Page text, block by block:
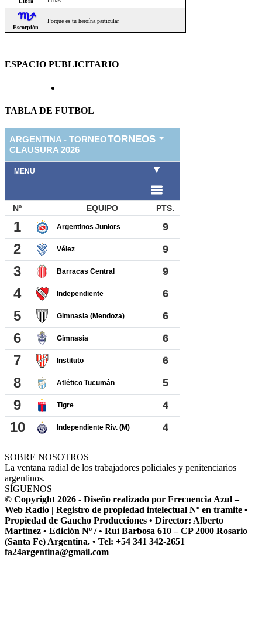
ESPACIO PUBLICITARIO
TABLA DE FUTBOL
SOBRE NOSOTROS
La ventana radial de los trabajadores policiales y penitenciarios
argentinos.
SÍGUENOS
© Copyright 2026 - Diseño realizado por Frecuencia Azul –
Web Radio | Registro de propiedad intelectual Nº en tramite •
Propiedad de Gaucho Producciones • Director: Alberto
Martínez • Edición Nº / • Ruí Barbosa 610 – CP 2000 Rosario
(Santa Fe) Argentina. • Tel: +54 341 342-2651
fa24argentina@gmail.com